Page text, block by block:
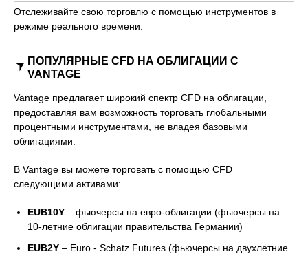
Отслеживайте свою торговлю с помощью инструментов в
режиме реального времени.
ПОПУЛЯРНЫЕ CFD НА ОБЛИГАЦИИ С
VANTAGE
Vantage предлагает широкий спектр CFD на облигации,
предоставляя вам возможность торговать глобальными
процентными инструментами, не владея базовыми
облигациями.
В Vantage вы можете торговать с помощью CFD
следующими активами:
EUB10Y – фьючерсы на евро-облигации (фьючерсы на
10-летние облигации правительства Германии)
EUB2Y – Euro - Schatz Futures (фьючерсы на двухлетние